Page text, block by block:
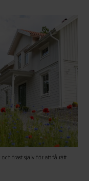
fräst själv för att få rätt